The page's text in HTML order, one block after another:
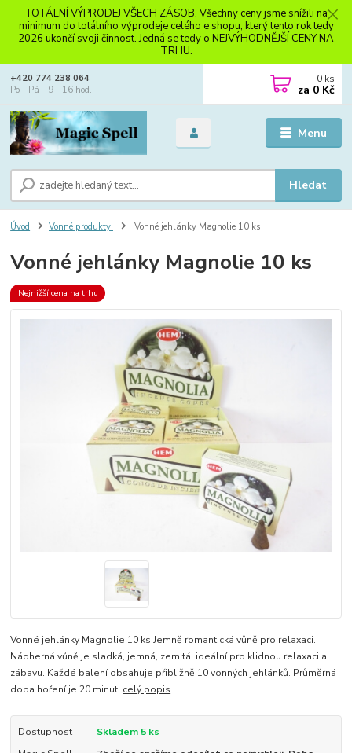
TOTÁLNÍ VÝPRODEJ VŠECH ZÁSOB. Všechny ceny jsme snížili na
minimum do totálního výprodeje celého e shopu, který tento rok tedy
2026 ukončí svoji činnost. Jedná se tedy o NEJVÝHODNĚJŠÍ CENY NA
TRHU.
Menu
Hledat
+420 774 238 064
Po - Pá - 9 - 16 hod.
0 ks
za 0 Kč
Úvod Vonné produkty Vonné jehlánky Magnolie 10 ks
Vonné jehlánky Magnolie 10 ks
Nejnižší cena na trhu
Vonné jehlánky Magnolie 10 ks Jemně romantická vůně pro relaxaci.
Nádherná vůně je sladká, jemná, zemitá, ideální pro klidnou relaxaci a
zábavu. Každé balení obsahuje přibližně 10 vonných jehlánků. Průměrná
doba hoření je 20 minut. celý popis
Dostupnost
Skladem 5 ks